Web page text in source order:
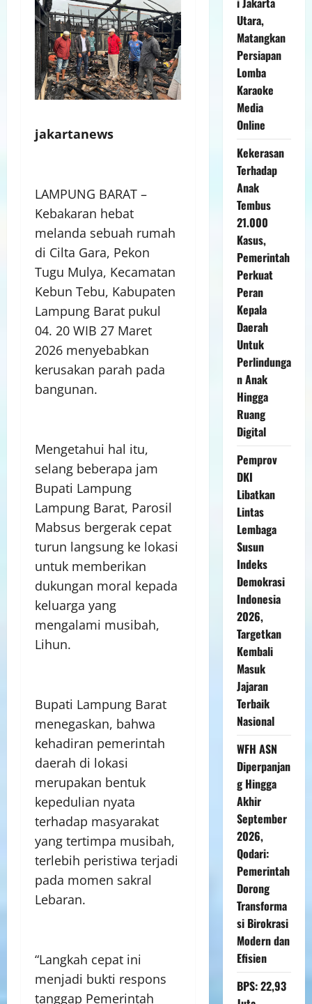
jakartanews
LAMPUNG BARAT –
Kebakaran hebat
melanda sebuah rumah
di Cilta Gara, Pekon
Tugu Mulya, Kecamatan
Kebun Tebu, Kabupaten
Lampung Barat pukul
04. 20 WIB 27 Maret
2026 menyebabkan
kerusakan parah pada
bangunan.
Mengetahui hal itu,
selang beberapa jam
Bupati Lampung
Lampung Barat, Parosil
Mabsus bergerak cepat
turun langsung ke lokasi
untuk memberikan
dukungan moral kepada
keluarga yang
mengalami musibah,
Lihun.
‎Bupati Lampung Barat
menegaskan, bahwa
kehadiran pemerintah
daerah di lokasi
merupakan bentuk
kepedulian nyata
terhadap masyarakat
yang tertimpa musibah,
terlebih peristiwa terjadi
pada momen sakral
Lebaran.
“Langkah cepat ini
menjadi bukti respons
tanggap Pemerintah
Utara,
Matangkan
Persiapan
Lomba
Karaoke
Media
Online
Kekerasan
Terhadap
Anak
Tembus
21.000
Kasus,
Pemerintah
Perkuat
Peran
Kepala
Daerah
Untuk
Perlindunga
n Anak
Hingga
Ruang
Digital
Pemprov
DKI
Libatkan
Lintas
Lembaga
Susun
Indeks
Demokrasi
Indonesia
2026,
Targetkan
Kembali
Masuk
Jajaran
Terbaik
Nasional
WFH ASN
Diperpanjan
g Hingga
Akhir
September
2026,
Qodari:
Pemerintah
Dorong
Transforma
si Birokrasi
Modern dan
Efisien
BPS: 22,93